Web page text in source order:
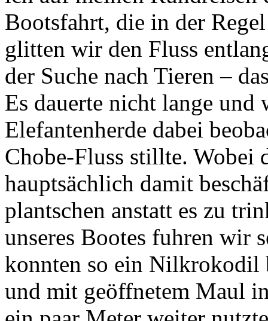
Bootsfahrt, die in der
glitten wir den Fluss
der Suche nach Tieren –
Es dauerte nicht lange
Elefantenherde dabei
Chobe-Fluss stillte. Wobei
hauptsächlich damit
plantschen anstatt es zu
unseres Bootes fuhren wir
konnten so ein Nilkrokodil
und mit geöffnetem Maul